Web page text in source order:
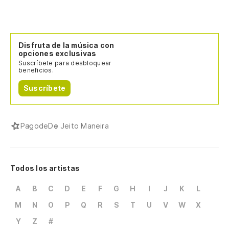
Disfruta de la música con
opciones exclusivas
Suscríbete para desbloquear
beneficios.
Suscríbete
PagodeDe Jeito Maneira
Todos los artistas
A B C D E F G H I J K
L
M
N O P Q R S T U V W
X
Y
Z #